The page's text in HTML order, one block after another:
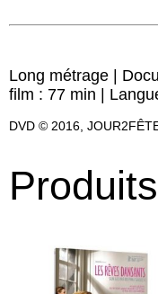
Long métrage |
film : 77 min |
DVD © 2016,